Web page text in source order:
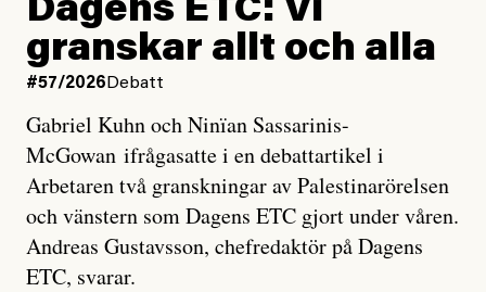
Dagens ETC: Vi
granskar allt och alla
#57/2026 Debatt
Gabriel Kuhn och Ninïan Sassarinis-
McGowan ifrågasatte i en debattartikel i
Arbetaren två granskningar av Palestinarörelsen
och vänstern som Dagens ETC gjort under våren.
Andreas Gustavsson, chefredaktör på Dagens
ETC, svarar.